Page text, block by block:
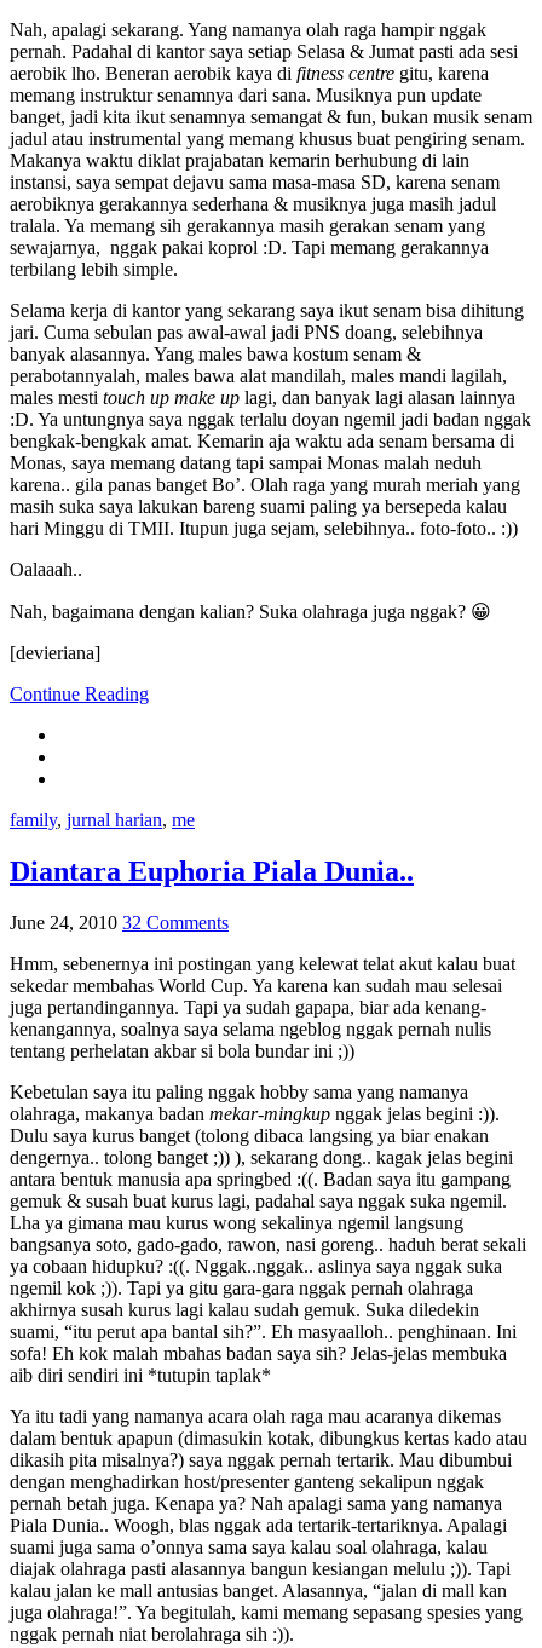
Nah, apalagi sekarang. Yang namanya olah raga hampir nggak
pernah. Padahal di kantor saya setiap Selasa & Jumat pasti ada sesi
aerobik lho. Beneran aerobik kaya di fitness centre gitu, karena
memang instruktur senamnya dari sana. Musiknya pun update
banget, jadi kita ikut senamnya semangat & fun, bukan musik senam
jadul atau instrumental yang memang khusus buat pengiring senam.
Makanya waktu diklat prajabatan kemarin berhubung di lain
instansi, saya sempat dejavu sama masa-masa SD, karena senam
aerobiknya gerakannya sederhana & musiknya juga masih jadul
tralala. Ya memang sih gerakannya masih gerakan senam yang
sewajarnya, nggak pakai koprol :D. Tapi memang gerakannya
terbilang lebih simple.
Selama kerja di kantor yang sekarang saya ikut senam bisa dihitung
jari. Cuma sebulan pas awal-awal jadi PNS doang, selebihnya
banyak alasannya. Yang males bawa kostum senam &
perabotannyalah, males bawa alat mandilah, males mandi lagilah,
males mesti touch up make up lagi, dan banyak lagi alasan lainnya
:D. Ya untungnya saya nggak terlalu doyan ngemil jadi badan nggak
bengkak-bengkak amat. Kemarin aja waktu ada senam bersama di
Monas, saya memang datang tapi sampai Monas malah neduh
karena.. gila panas banget Bo’. Olah raga yang murah meriah yang
masih suka saya lakukan bareng suami paling ya bersepeda kalau
hari Minggu di TMII. Itupun juga sejam, selebihnya.. foto-foto.. :))
Oalaaah..
Nah, bagaimana dengan kalian? Suka olahraga juga nggak? 😀
[devieriana]
Continue Reading
family, jurnal harian, me
Diantara Euphoria Piala Dunia..
June 24, 2010 32 Comments
Hmm, sebenernya ini postingan yang kelewat telat akut kalau buat
sekedar membahas World Cup. Ya karena kan sudah mau selesai
juga pertandingannya. Tapi ya sudah gapapa, biar ada kenang-
kenangannya, soalnya saya selama ngeblog nggak pernah nulis
tentang perhelatan akbar si bola bundar ini ;))
Kebetulan saya itu paling nggak hobby sama yang namanya
olahraga, makanya badan mekar-mingkup nggak jelas begini :)).
Dulu saya kurus banget (tolong dibaca langsing ya biar enakan
dengernya.. tolong banget ;)) ), sekarang dong.. kagak jelas begini
antara bentuk manusia apa springbed :((. Badan saya itu gampang
gemuk & susah buat kurus lagi, padahal saya nggak suka ngemil.
Lha ya gimana mau kurus wong sekalinya ngemil langsung
bangsanya soto, gado-gado, rawon, nasi goreng.. haduh berat sekali
ya cobaan hidupku? :((. Nggak..nggak.. aslinya saya nggak suka
ngemil kok ;)). Tapi ya gitu gara-gara nggak pernah olahraga
akhirnya susah kurus lagi kalau sudah gemuk. Suka diledekin
suami, “itu perut apa bantal sih?”. Eh masyaalloh.. penghinaan. Ini
sofa! Eh kok malah mbahas badan saya sih? Jelas-jelas membuka
aib diri sendiri ini *tutupin taplak*
Ya itu tadi yang namanya acara olah raga mau acaranya dikemas
dalam bentuk apapun (dimasukin kotak, dibungkus kertas kado atau
dikasih pita misalnya?) saya nggak pernah tertarik. Mau dibumbui
dengan menghadirkan host/presenter ganteng sekalipun nggak
pernah betah juga. Kenapa ya? Nah apalagi sama yang namanya
Piala Dunia.. Woogh, blas nggak ada tertarik-tertariknya. Apalagi
suami juga sama o’onnya sama saya kalau soal olahraga, kalau
diajak olahraga pasti alasannya bangun kesiangan melulu ;)). Tapi
kalau jalan ke mall antusias banget. Alasannya, “jalan di mall kan
juga olahraga!”. Ya begitulah, kami memang sepasang spesies yang
nggak pernah niat berolahraga sih :)).